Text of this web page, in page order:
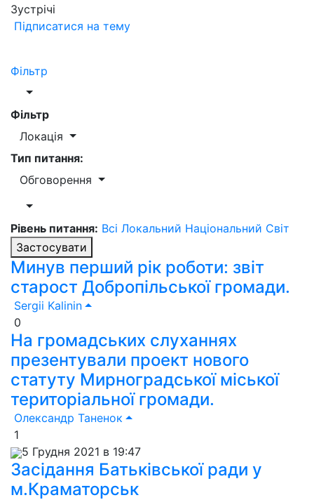
Зустрічі
Підписатися на тему
Фільтр
Фільтр
Локація
Тип питання:
Обговорення
Рівень питання: Всі Локальний Національний Світ
Застосувати
Минув перший рік роботи: звіт
старост Добропільської громади.
Sergii Kalinin
0
На громадських слуханнях
презентували проект нового
статуту Мирноградської міської
територіальної громади.
Олександр Таненок
1
5 Грудня 2021 в 19:47
Засідання Батьківської ради у
м.Краматорськ